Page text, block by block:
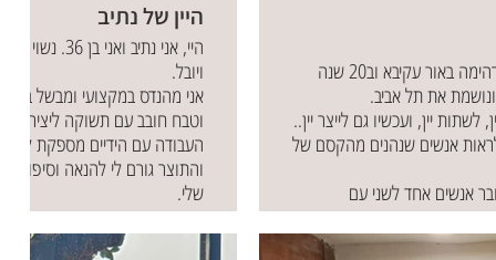
גדלתי במשפחה מדהימה באור עקיבא וב20 שנה
את תל אביב.
לשתות יין, ועכשיו גם לייצר יין..
אנשים שנהנים מהקסם של
אנשים אחד לשני עם
היין של נתיב
היי, אני נתיב ואני
ויובל.
אני מהנדס במקצועי ומבשל
וטבח חובב עם תשוקה ליצירה
העבודה עם הידיים מספקת לי
והתוצר גורם לי להנאה וסיפוק
שלי.
לסיפור המלא